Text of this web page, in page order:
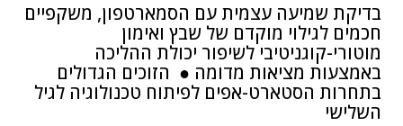
בדיקת שמיעה עצמית עם הסמארטפון, משקפיים
חכמים לגילוי מוקדם של שבץ ואימון
מוטורי-קוגניטיבי לשיפור יכולת ההליכה
באמצעות מציאות מדומה ● הזוכים הגדולים
בתחרות הסטארט-אפים לפיתוח טכנולוגיה לגיל
השלישי